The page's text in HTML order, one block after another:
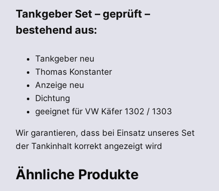
Tankgeber Set – geprüft –
bestehend aus:
Tankgeber neu
Thomas Konstanter
Anzeige neu
Dichtung
geeignet für VW Käfer 1302 / 1303
Wir garantieren, dass bei Einsatz unseres Set
der Tankinhalt korrekt angezeigt wird
Ähnliche Produkte